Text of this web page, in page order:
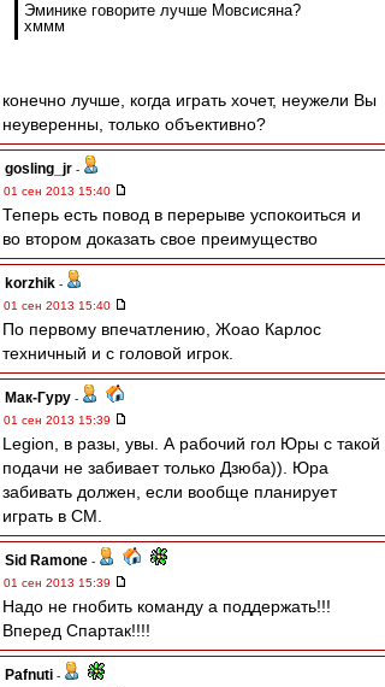
Эминике говорите лучше Мовсисяна?
хммм
конечно лучше, когда играть хочет, неужели Вы
неуверенны, только объективно?
gosling_jr -
01 сен 2013 15:40
Теперь есть повод в перерыве успокоиться и
во втором доказать свое преимущество
korzhik -
01 сен 2013 15:40
По первому впечатлению, Жоао Карлос
техничный и с головой игрок.
Мак-Гуру -
01 сен 2013 15:39
Legion, в разы, увы. А рабочий гол Юры с такой
подачи не забивает только Дзюба)). Юра
забивать должен, если вообще планирует
играть в СМ.
Sid Ramone -
01 сен 2013 15:39
Надо не гнобить команду а поддержать!!!
Вперед Спартак!!!!
Pafnuti -